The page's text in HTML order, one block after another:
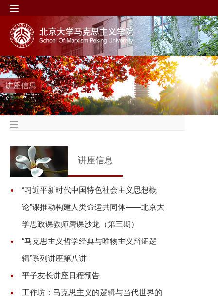
讲座信息
讲座信息
“习近平新时代中国特色社会主义思想概
论”课推动构建人类命运共同体——北京大
学思政课教师磨课沙龙（第三期）
“马克思主义哲学经典与唯物主义辩证逻
辑”系列讲座第八讲
平子友长讲座日程预告
工作坊：马克思主义的逻辑与当代世界的